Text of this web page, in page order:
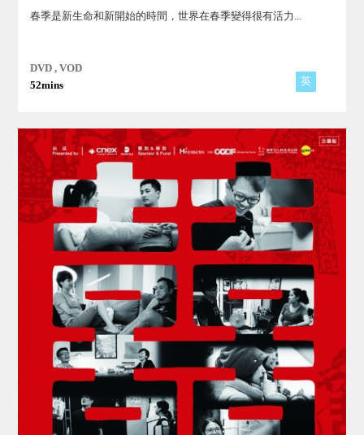
春季是新生命和新開始的時間，世界在春季變得很有活力...
DVD , VOD
52mins
英